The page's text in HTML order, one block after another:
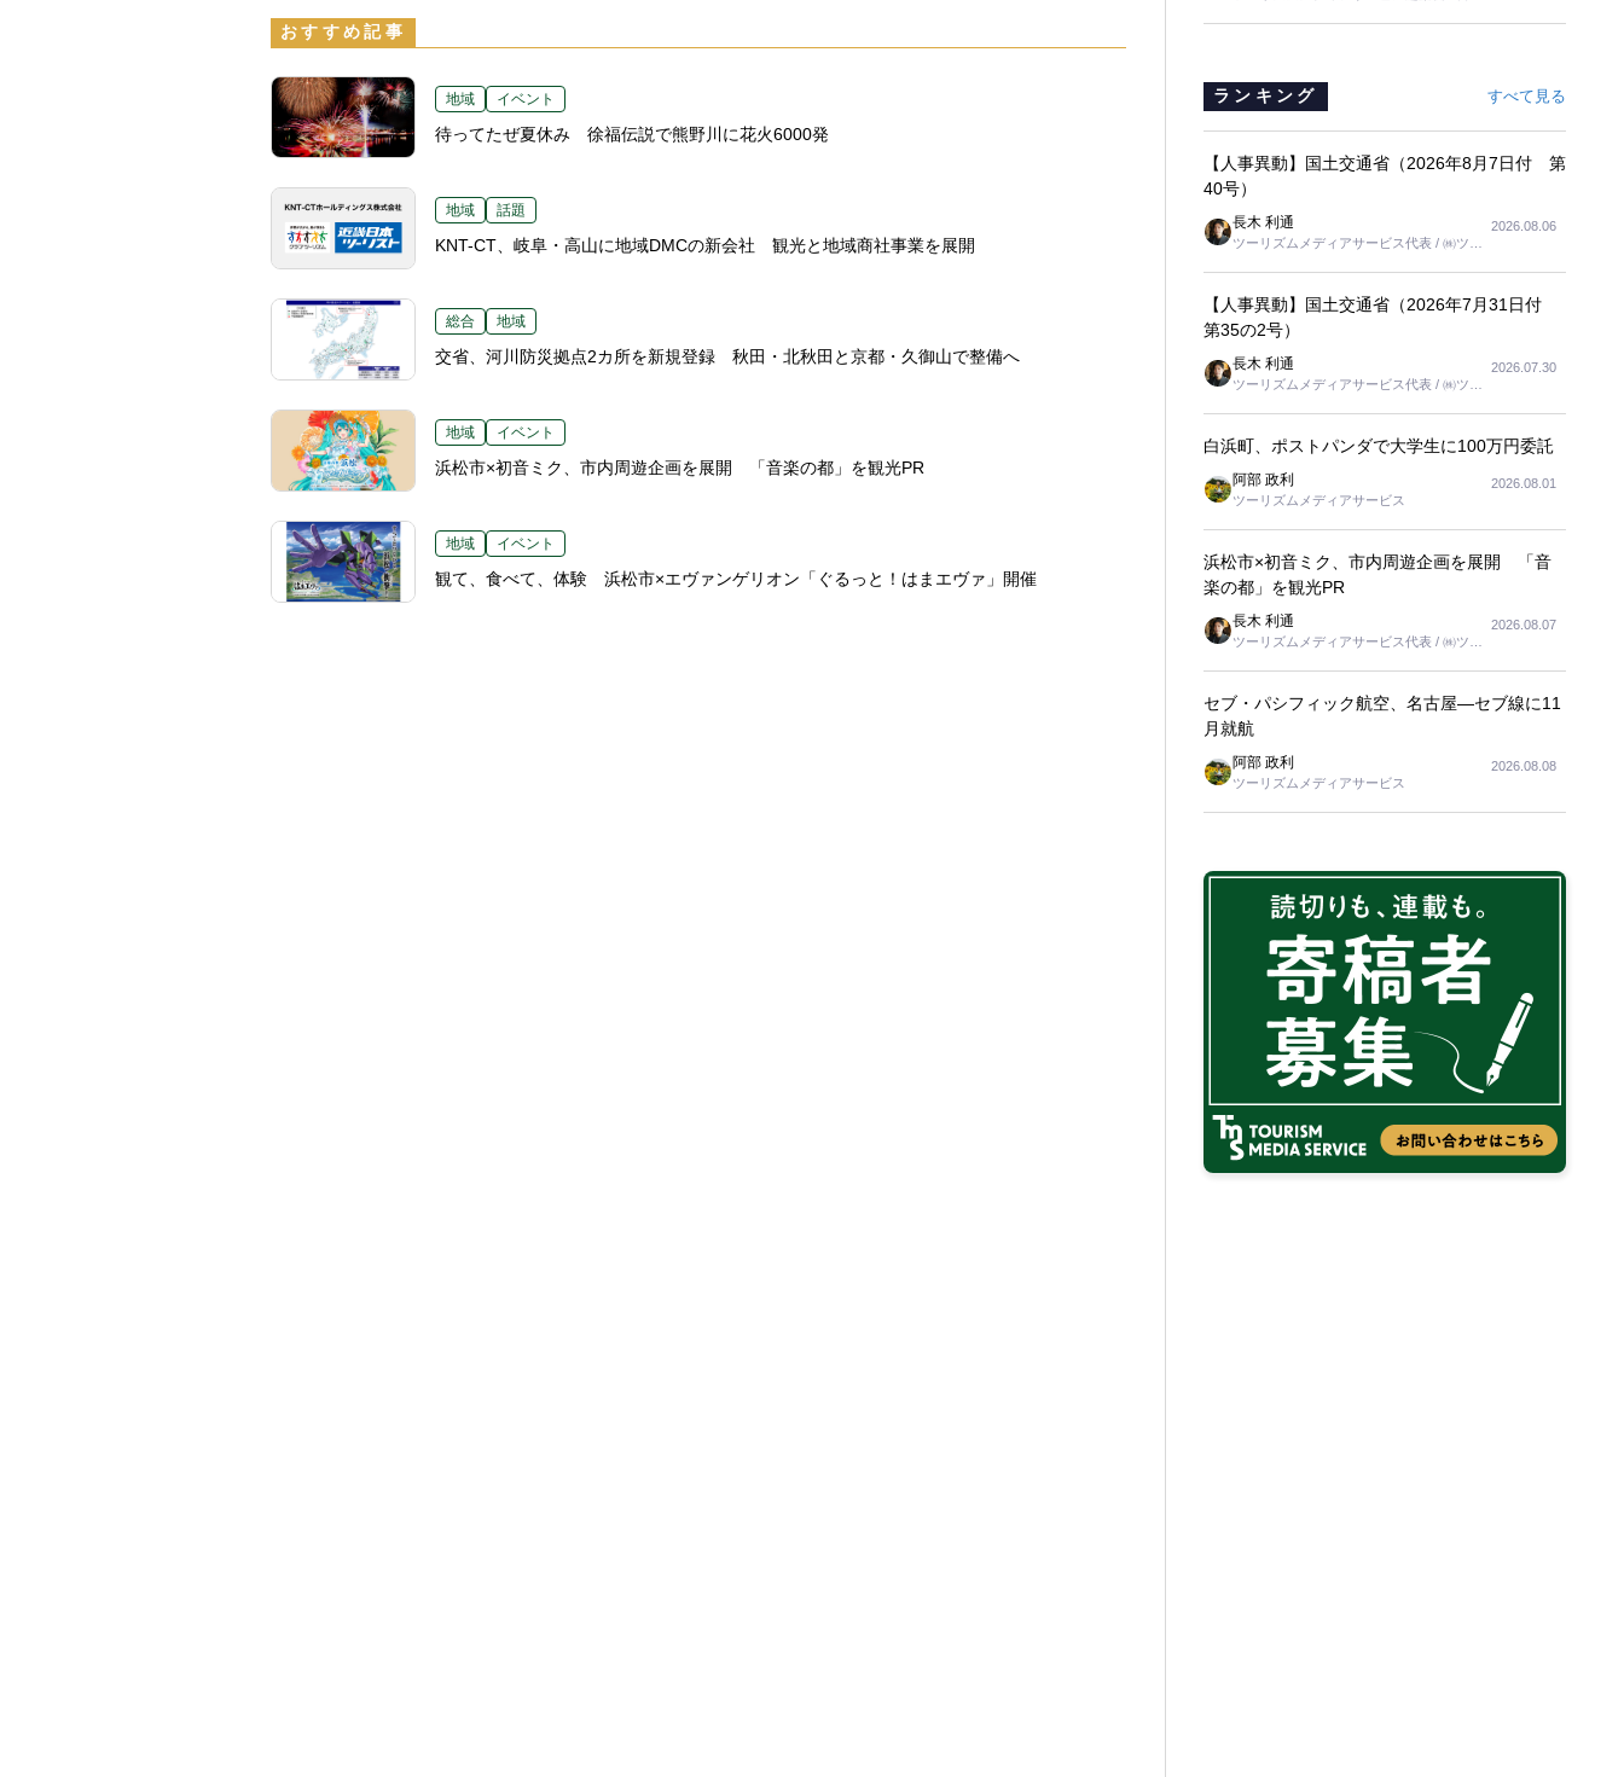
おすすめ記事
地域 イベント
待ってたぜ夏休み 徐福伝説で熊野川に花火6000発
地域 話題
KNT-CT、岐阜・高山に地域DMCの新会社 観光と地域商社事業を展開
総合 地域
交省、河川防災拠点2カ所を新規登録 秋田・北秋田と京都・久御山で整備へ
地域 イベント
浜松市×初音ミク、市内周遊企画を展開 「音楽の都」を観光PR
地域 イベント
観て、食べて、体験 浜松市×エヴァンゲリオン「ぐるっと！はまエヴァ」開催
仕事ででした。シニアの住まい選びは、当人だけで
はなく、世話をする家族の足の便も考えない外池な
ランキング すべて見る
【人事異動】国土交通省（2026年8月7日付 第
40号）
長木 利通
ツーリズムメディアサービス代表 / ㈱ツー
2026.08.06
【人事異動】国土交通省（2026年7月31日付
第35の2号）
長木 利通
ツーリズムメディアサービス代表 / ㈱ツー
2026.07.30
白浜町、ポストパンダで大学生に100万円委託
阿部 政利
ツーリズムメディアサービス
2026.08.01
浜松市×初音ミク、市内周遊企画を展開 「音
楽の都」を観光PR
長木 利通
ツーリズムメディアサービス代表 / ㈱ツー
2026.08.07
セブ・パシフィック航空、名古屋―セブ線に11
月就航
阿部 政利
ツーリズムメディアサービス
2026.08.08